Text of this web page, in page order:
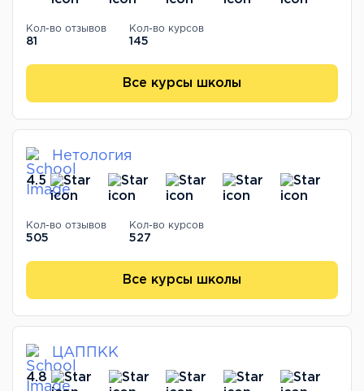
Кол-во отзывов
81
Кол-во курсов
145
Все курсы школы
Нетология
4.5
Кол-во отзывов
505
Кол-во курсов
527
Все курсы школы
ЦАППКК
4.8